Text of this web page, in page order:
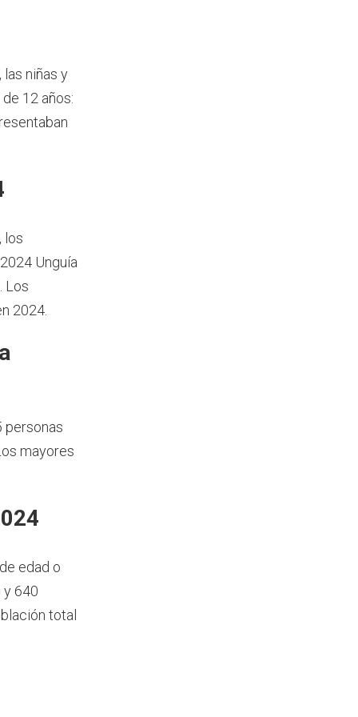
, las niñas y
12 años:
, los
Unguía
Los
2024.
personas
mayores
edad o
y 640
total